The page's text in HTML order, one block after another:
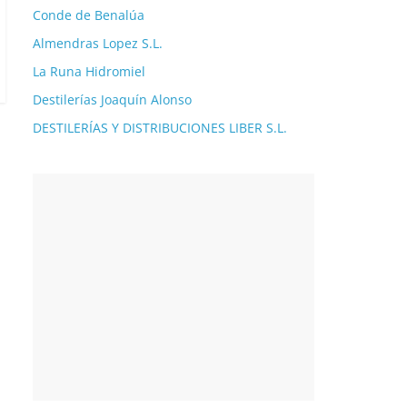
Conde de Benalúa
Almendras Lopez S.L.
La Runa Hidromiel
Destilerías Joaquín Alonso
DESTILERÍAS Y DISTRIBUCIONES LIBER S.L.